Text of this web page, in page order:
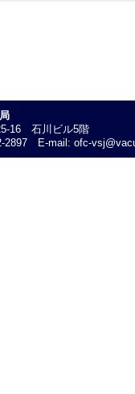
16 石川ビル5階
2897 E-mail: ofc-